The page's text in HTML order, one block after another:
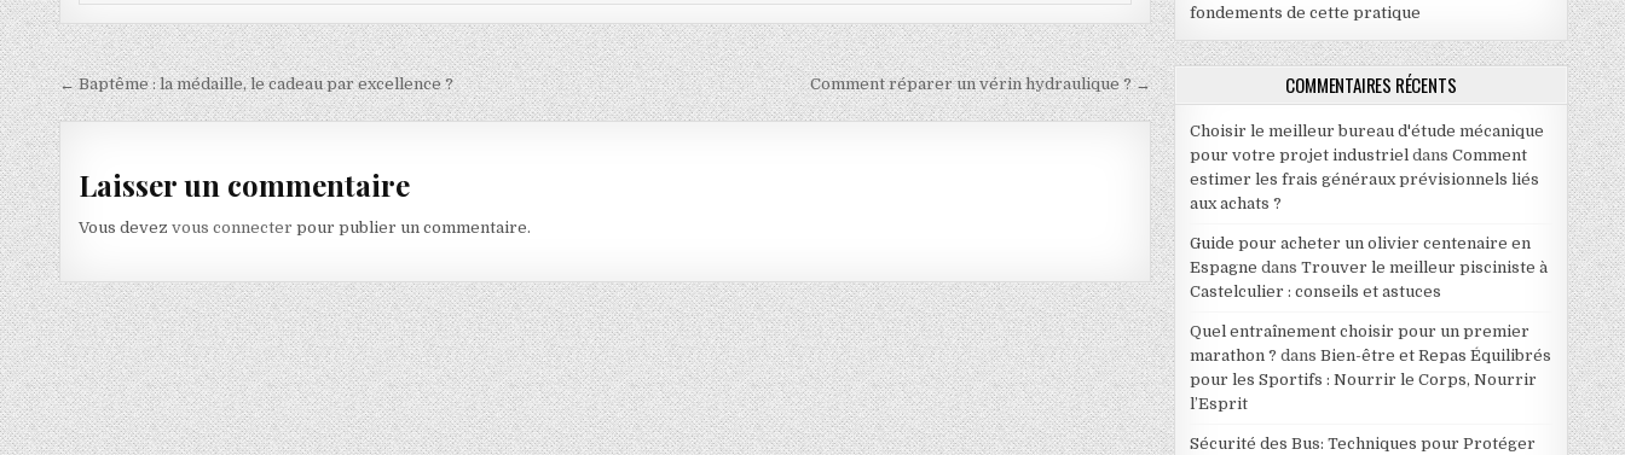
Navigation de l’article
← Baptême : la médaille, le cadeau par excellence ? Comment réparer un vérin hydraulique ? →
Laisser un commentaire
Vous devezvous connecter pour publier un commentaire.
fondements de cette pratique
COMMENTAIRES RÉCENTS
Choisir le meilleur bureau d'étude mécanique
pour votre projet industrieldans Comment
estimer les frais généraux prévisionnels liés
aux achats ?
Guide pour acheter un olivier centenaire en
Espagne dans Trouver le meilleur pisciniste à
Castelculier : conseils et astuces
Quel entraînement choisir pour un premier
marathon ? dans Bien-être et Repas Équilibrés
pour les Sportifs : Nourrir le Corps, Nourrir
l’Esprit
Sécurité des Bus: Techniques pour Protéger